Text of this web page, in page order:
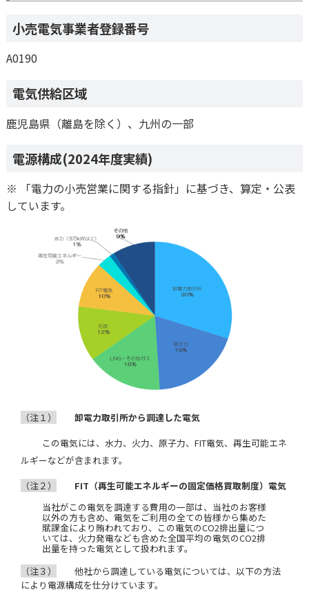
小売電気事業者登録番号
A0190
電気供給区域
鹿児島県（離島を除く）、九州の一部
電源構成(2024年度実績)
※ 「電力の小売営業に関する指針」に基づき、算定・公表
しています。
（注１）
卸電力取引所から調達した電気
この電気には、水力、火力、原子力、FIT電気、再生可能エネ
ルギーなどが含まれます。
（注２）
FIT（再生可能エネルギーの固定価格買取制度）電気
当社がこの電気を調達する費用の一部は、当社のお客様
以外の方も含め、電気をご利用の全ての皆様から集めた
賦課金により賄われており、この電気のCO2排出量につ
いては、火力発電なども含めた全国平均の電気のCO2排
出量を持った電気として扱われます。
（注３）
他社から調達している電気については、以下の方法
により電源構成を仕分けています。